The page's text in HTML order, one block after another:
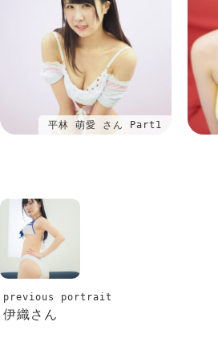
平林 萌愛 さん Part1
previous portrait
伊織さん